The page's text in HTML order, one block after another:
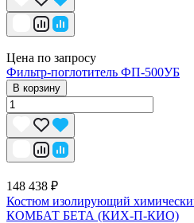
Цена по запросу
Фильтр-поглотитель ФП-500УБ
В корзину
148 438 ₽
Костюм изолирующий
КОМБАТ БЕТА (КИХ-П-КИО)